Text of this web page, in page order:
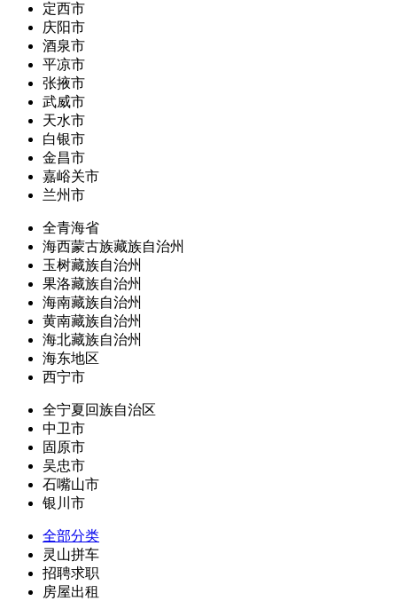
定西市
庆阳市
酒泉市
平凉市
张掖市
武威市
天水市
白银市
金昌市
嘉峪关市
兰州市
全青海省
海西蒙古族藏族自治州
玉树藏族自治州
果洛藏族自治州
海南藏族自治州
黄南藏族自治州
海北藏族自治州
海东地区
西宁市
全宁夏回族自治区
中卫市
固原市
吴忠市
石嘴山市
银川市
全部分类
灵山拼车
招聘求职
房屋出租